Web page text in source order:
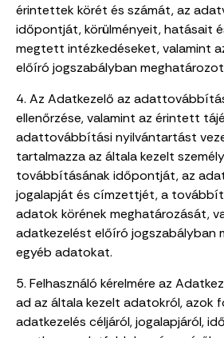
érintettek körét és számát, az
időpontját, körülményeit, hatásait
megtett intézkedéseket, valamint
előíró jogszabályban
4. Az Adatkezelő az
ellenőrzése, valamint az érintett
adattovábbítási nyilvántartást
tartalmazza az általa kezelt
továbbításának időpontját, az
jogalapját és címzettjét, a
adatok körének meghatározását,
adatkezelést előíró jogszabályban
egyéb adatokat.
5. Felhasználó kérelmére az
ad az általa kezelt adatokról, azok
adatkezelés céljáról, jogalapjáról,